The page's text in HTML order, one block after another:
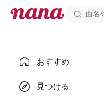
おすすめ
見つける